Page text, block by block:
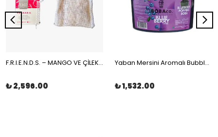
F.R.I.E.N.D.S. – MANGO VE ÇİLEKLİ MEYVE ÇAYI MÜSLİN ÇAY POŞETİ 100x2gr | The Boba Co.
₺ 2,596.00
Yaban Mersini Aromalı Bubble Tea Boba 3,4kg | The Boba Co.
₺ 1,532.00